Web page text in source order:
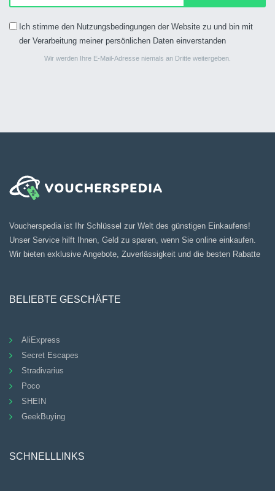
Ich stimme den Nutzungsbedingungen der Website zu und bin mit
der Verarbeitung meiner persönlichen Daten einverstanden
Wir werden Ihre E-Mail-Adresse niemals an Dritte weitergeben.
Voucherspedia ist Ihr Schlüssel zur Welt des günstigen Einkaufens!
Unser Service hilft Ihnen, Geld zu sparen, wenn Sie online einkaufen.
Wir bieten exklusive Angebote, Zuverlässigkeit und die besten Rabatte
BELIEBTE GESCHÄFTE
AliExpress
Secret Escapes
Stradivarius
Poco
SHEIN
GeekBuying
SCHNELLLINKS